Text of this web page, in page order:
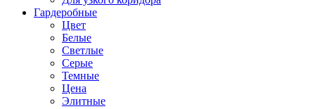
Гардеробные
Цвет
Белые
Светлые
Серые
Темные
Цена
Элитные